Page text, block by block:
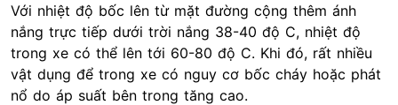
Với nhiệt độ bốc lên từ mặt đường cộng thêm ánh
nắng trực tiếp dưới trời nắng 38-40 độ C, nhiệt độ
trong xe có thể lên tới 60-80 độ C. Khi đó, rất nhiều
vật dụng để trong xe có nguy cơ bốc cháy hoặc phát
nổ do áp suất bên trong tăng cao.